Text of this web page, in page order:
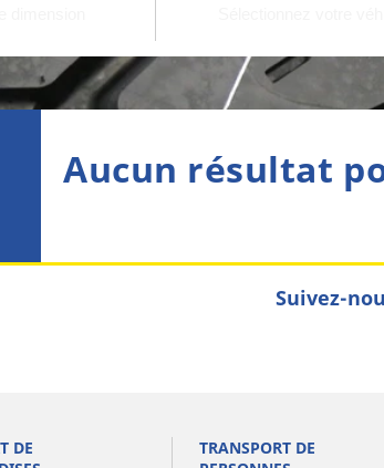
Aucun résultat
Suivez-
DE
TRANSPORT DE